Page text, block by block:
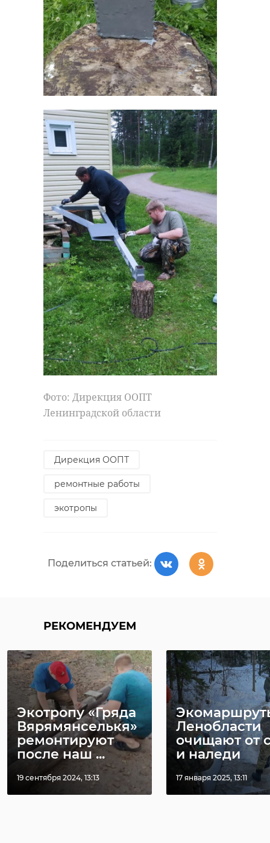
Фото: Дирекция ООПТ
Ленинградской области
Дирекция ООПТ
ремонтные работы
экотропы
Поделиться статьей:
РЕКОМЕНДУЕМ
Экотропу «Гряда
Вярямянселькя»
ремонтируют
после наш ...
19 сентября 2024, 13:13
Ленобласти
очищают от
и наледи
17 января 2025, 13:11